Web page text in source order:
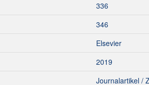
336
346
Elsevier
2019
Journalartikel /